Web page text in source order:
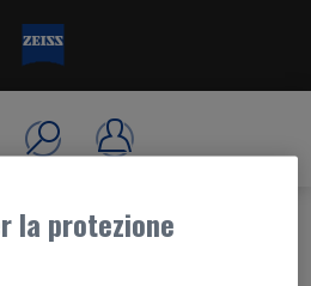
la protezione